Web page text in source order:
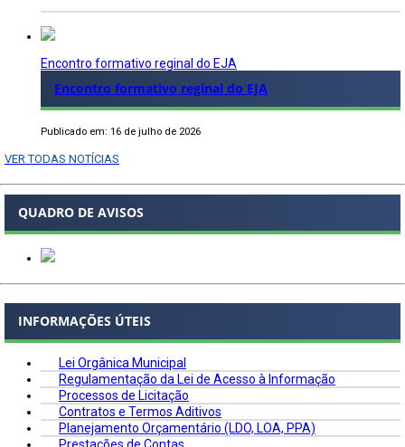
Encontro formativo reginal do EJA
Encontro formativo reginal do EJA
Publicado em: 16 de julho de 2026
VER TODAS NOTÍCIAS
QUADRO DE AVISOS
INFORMAÇÕES ÚTEIS
Lei Orgânica Municipal
Regulamentação da Lei de Acesso à Informação
Processos de Licitação
Contratos e Termos Aditivos
Planejamento Orçamentário (LDO, LOA, PPA)